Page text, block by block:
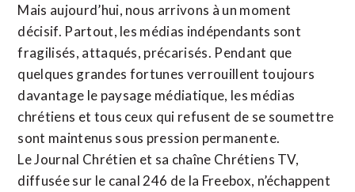
Mais aujourd’hui, nous arrivons à un moment
décisif. Partout, les médias indépendants sont
fragilisés, attaqués, précarisés. Pendant que
quelques grandes fortunes verrouillent toujours
davantage le paysage médiatique, les médias
chrétiens et tous ceux qui refusent de se soumettre
sont maintenus sous pression permanente.
Le Journal Chrétien et sa chaîne Chrétiens TV,
diffusée sur le canal 246 de la Freebox, n’échappent